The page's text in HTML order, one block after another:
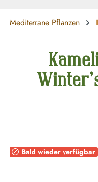
Mediterrane Pflanzen
Bald wieder verfügbar